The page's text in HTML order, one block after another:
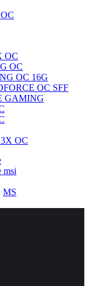
OC
OC
OC 16G
OC SFF
GAMING
OC
msi
MS